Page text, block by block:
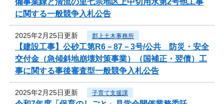
に関する一般競争入札公告
2025年2月25日更新 郡上土木事務所
【建設工事】公砂工第R6－87－3号/公共 防災・安全
交付金（急傾斜地崩壊対策事業）（国補正・翌債）工
事に関する事後審査型一般競争入札公告
2025年2月25日更新 子育て支援課